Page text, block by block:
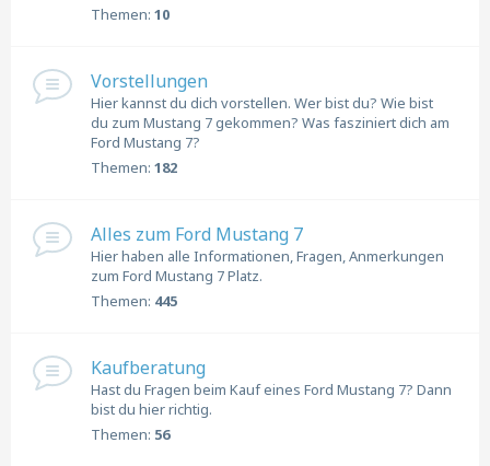
Themen: 10
Vorstellungen
Hier kannst du dich vorstellen. Wer bist du? Wie bist
du zum Mustang 7 gekommen? Was fasziniert dich am
Ford Mustang 7?
Themen: 182
Alles zum Ford Mustang 7
Hier haben alle Informationen, Fragen, Anmerkungen
zum Ford Mustang 7 Platz.
Themen: 445
Kaufberatung
Hast du Fragen beim Kauf eines Ford Mustang 7? Dann
bist du hier richtig.
Themen: 56